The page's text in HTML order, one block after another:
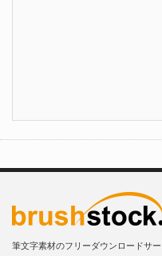
筆文字素材のフリーダウンロードサ